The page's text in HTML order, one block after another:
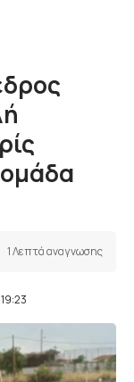
1 Λεπτά αναγνωσης